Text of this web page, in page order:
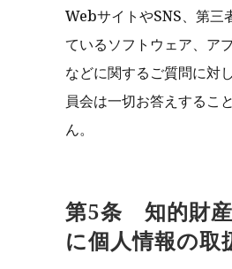
WebサイトやSNS、第三
ているソフトウェア、ア
などに関するご質問に対
員会は一切お答えするこ
ん。
第5条 知的財
に個人情報の取